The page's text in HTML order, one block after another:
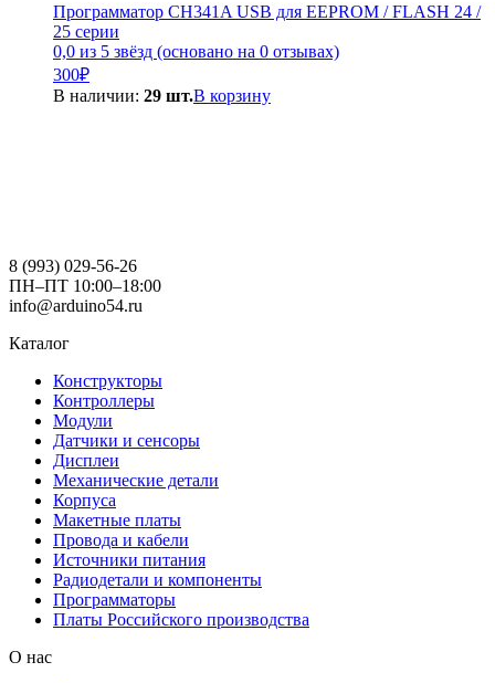
Программатор CH341A USB для EEPROM / FLASH 24 /
25 серии
0,0 из 5 звёзд (основано на 0 отзывах)
300₽
В наличии: 29 шт.В корзину
8 (993) 029-56-26
ПН–ПТ 10:00–18:00
info@arduino54.ru
Каталог
Конструкторы
Контроллеры
Модули
Датчики и сенсоры
Дисплеи
Механические детали
Корпуса
Макетные платы
Провода и кабели
Источники питания
Радиодетали и компоненты
Программаторы
Платы Российского производства
О нас